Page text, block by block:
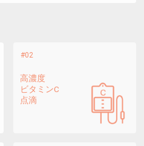
高濃度
ビタミンC
点滴